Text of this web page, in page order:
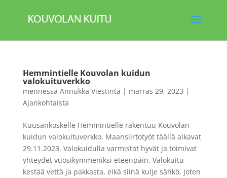
Hemmintielle Kouvolan kuidun
valokuituverkko
mennessä Annukka Viestintä | marras 29, 2023 |
Ajankohtaista
Kuusankoskelle Hemmintielle rakentuu Kouvolan
kuidun valokuituverkko. Maansiirtotyöt täällä alkavat
29.11.2023. Valokuidulla varmistat hyvät ja toimivat
yhteydet vuosikymmeniksi eteenpäin. Valokuitu
kestää vettä ja pakkasta, eikä siinä kulje sähkö, joten